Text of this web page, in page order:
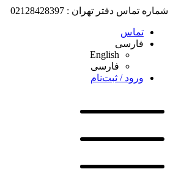
شماره تماس دفتر تهران : 02128428397
تماس
فارسی
English
فارسی
ورود / ثبت‌نام